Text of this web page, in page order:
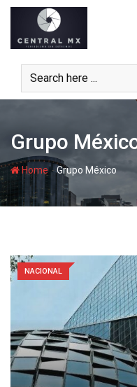
Skip
content
Grupo
Home-Grupo México
NACIONAL